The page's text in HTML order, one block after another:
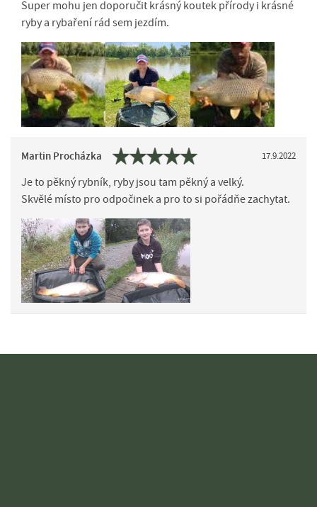
Super mohu jen doporučit krásný koutek přírody i krásné
ryby a rybaření rád sem jezdím.
Martin Procházka 17.9.2022
Je to pěkný rybník, ryby jsou tam pěkný a velký.
Skvělé místo pro odpočinek a pro to si pořádňe zachytat.